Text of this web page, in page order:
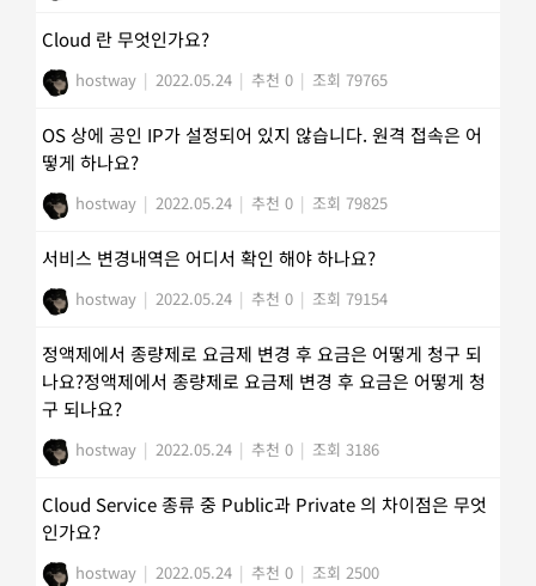
Cloud 란 무엇인가요?
hostway | 2022.05.24 | 추천 0 | 조회 79765
OS 상에 공인 IP가 설정되어 있지 않습니다. 원격 접속은 어
떻게 하나요?
hostway | 2022.05.24 | 추천 0 | 조회 79825
서비스 변경내역은 어디서 확인 해야 하나요?
hostway | 2022.05.24 | 추천 0 | 조회 79154
정액제에서 종량제로 요금제 변경 후 요금은 어떻게 청구 되
나요?정액제에서 종량제로 요금제 변경 후 요금은 어떻게 청
구 되나요?
hostway | 2022.05.24 | 추천 0 | 조회 3186
Cloud Service 종류 중 Public과 Private 의 차이점은 무엇
인가요?
hostway | 2022.05.24 | 추천 0 | 조회 2500